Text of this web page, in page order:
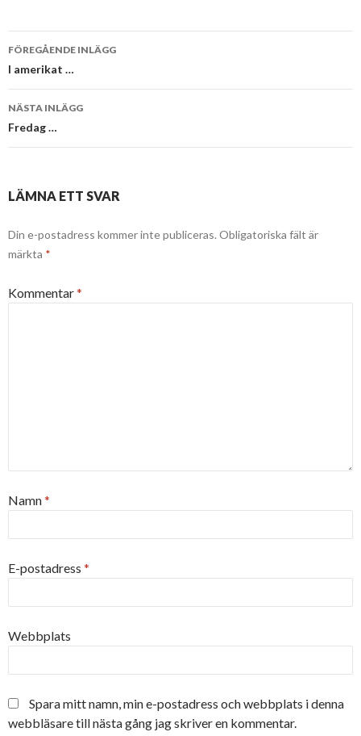
Inläggsnavigering
FÖREGÅENDE INLÄGG
I amerikat …
NÄSTA INLÄGG
Fredag …
LÄMNA ETT SVAR
Din e-postadress kommer inte publiceras. Obligatoriska fält är
märkta *
Kommentar*
Namn*
E-postadress *
Webbplats
Spara mitt namn, min e-postadress och webbplats i denna
webbläsare till nästa gång jag skriver en kommentar.